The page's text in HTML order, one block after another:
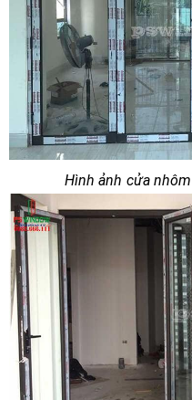
Hình ảnh cửa